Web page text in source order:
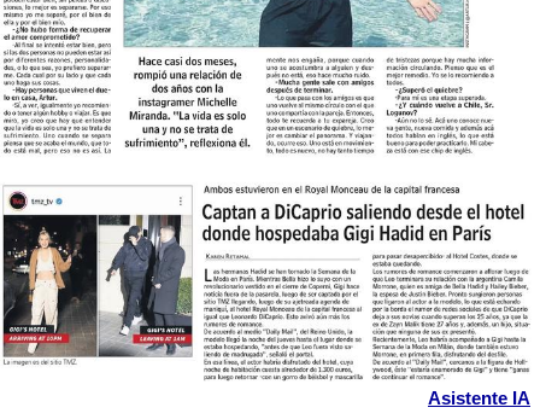
Asistente IA